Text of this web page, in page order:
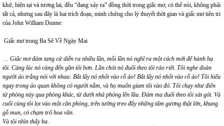
khứ, hiện tại và tương lai, đều “đang xảy ra” đồng thời trong giấc mơ, có thể nói, không phải
tất cả, nhưng sau đây là hai trích đoạn, minh chứng cho lý thuyết thời gian và giấc mơ tiên tri
của John William Dunne:
Giấc mơ trong Ba Sẽ Về Ngày Mai
Giấc mơ đám tang cứ diễn ra nhiều lần, mỗi lần nó nghĩ ra một cách mới để hành hạ
tôi. Càng lúc nó càng đến gần tôi hơn. Lần chót nó đuổi theo tôi ráo riết. Tôi nghe đoàn
người áo trắng nói với nhau: Bắt lấy nó nhốt vào cỗ áo! Bắt lấy nó nhốt vào cỗ áo! Tôi hiểu
ngay trong áo quan không có người nằm, và họ muốn giam tôi vào đó. Tôi chạy như điên
từ phòng này qua phòng khác, từ dưới nhà phóng lên lầu. Đám ma đuổi theo tôi sát gót. Và
cuối cùng tôi lọt vào một căn phòng, trên tường treo đầy những tấm gương thật lớn, khung
gỗ mun, có chạm trổ hoa văn.
Và tôi nhìn thấy ba.